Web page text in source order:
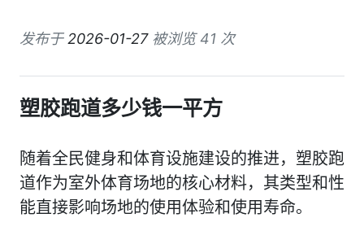
发布于 2026-01-27被浏览 41 次
塑胶跑道多少钱一平方
随着全民健身和体育设施建设的推进，塑胶跑
道作为室外体育场地的核心材料，其类型和性
能直接影响场地的使用体验和使用寿命。